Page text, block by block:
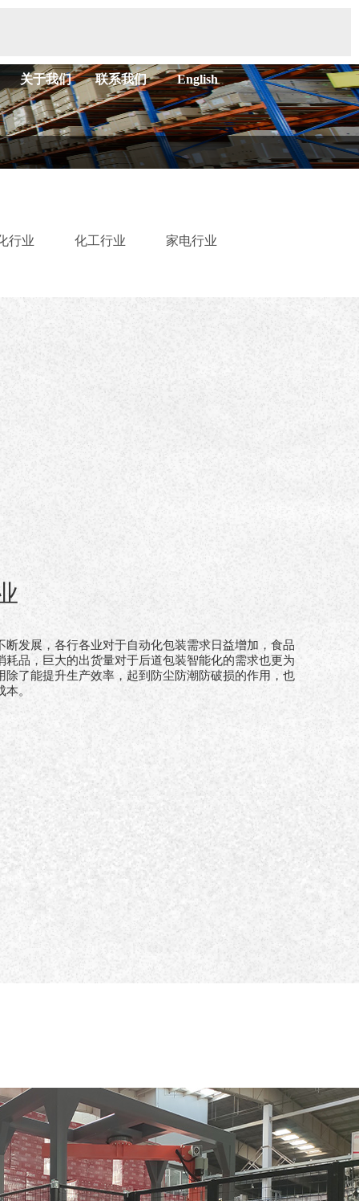
关于我们 联系我们 English
行业 化工行业 家电行业
断发展，各行各业对于自动化包装需求日益增加，食品
耗品，巨大的出货量对于后道包装智能化的需求也更为
除了能提升生产效率，起到防尘防潮防破损的作用，也
。